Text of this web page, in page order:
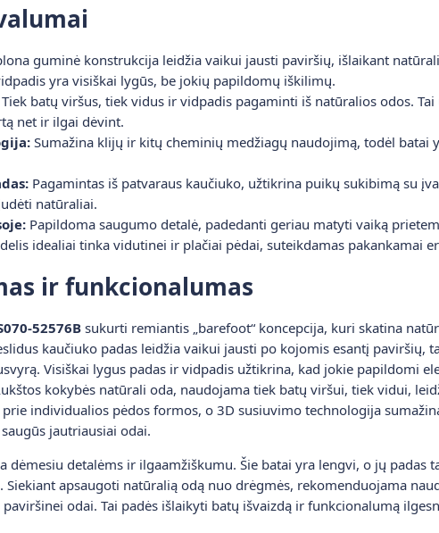
guminė konstrukcija leidžia vaikui jausti paviršių, išlaikant
yra visiškai lygūs, be jokių papildomų iškilimų.
Tiek batų viršus, tiek vidus ir vidpadis pagaminti iš natūralios odos.
net ir ilgai dėvint.
Sumažina klijų ir kitų cheminių medžiagų naudojimą, todėl batai
Pagamintas iš patvaraus kaučiuko, užtikrina puikų sukibimą su
natūraliai.
Papildoma saugumo detalė, padedanti geriau matyti vaiką
idealiai tinka vidutinei ir plačiai pėdai, suteikdamas pakankamai
ir funkcionalumas
52576B sukurti remiantis „barefoot“ koncepcija, kuri skatina
kaučiuko padas leidžia vaikui jausti po kojomis esantį paviršių,
Visiškai lygus padas ir vidpadis užtikrina, kad jokie papildomi
kokybės natūrali oda, naudojama tiek batų viršui, tiek vidui,
individualios pėdos formos, o 3D susiuvimo technologija
jautriausiai odai.
dėmesiu detalėms ir ilgaamžiškumu. Šie batai yra lengvi, o jų padas
apsaugoti natūralią odą nuo drėgmės, rekomenduojama
odai. Tai padės išlaikyti batų išvaizdą ir funkcionalumą